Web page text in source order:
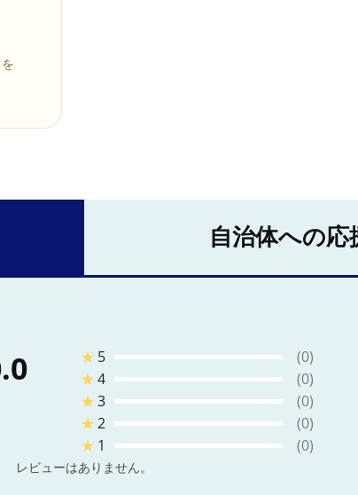
自治体への
★ 5
(0)
★4
(0)
★3
(0)
★2
(0)
★ 1 (0)
レビューはありません。